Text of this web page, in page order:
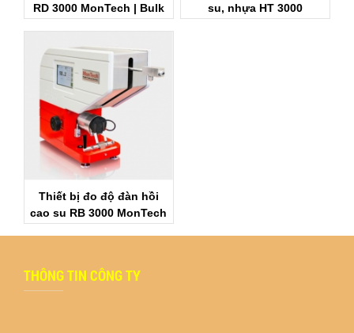
RD 3000 MonTech | Bulk
su, nhựa HT 3000
Thiết bị đo độ đàn hồi
cao su RB 3000 MonTech
THÔNG TIN CÔNG TY